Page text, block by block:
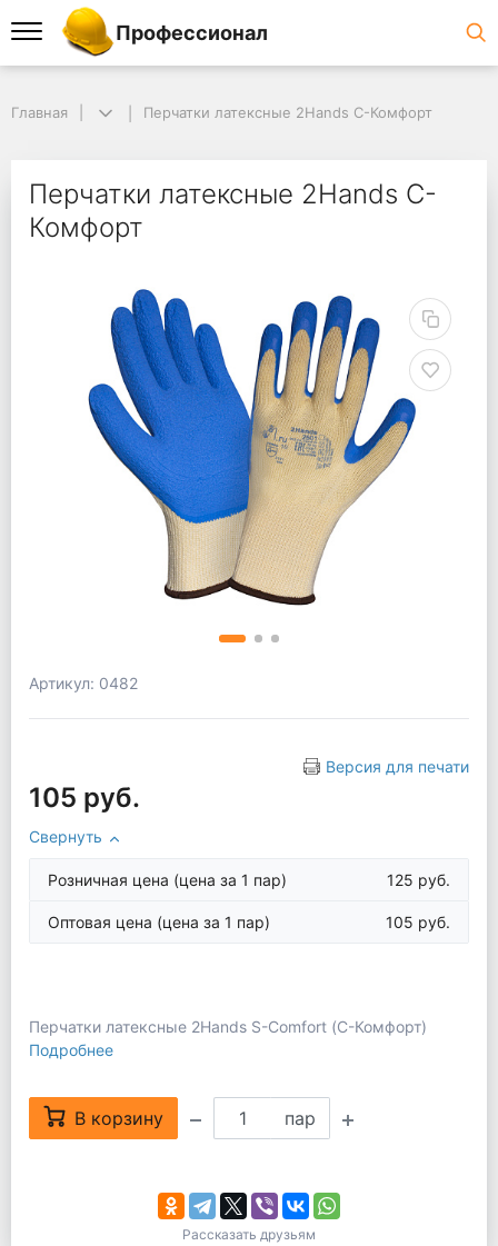
Профессионал
Главная Перчатки латексные 2Hands С-Комфорт
Перчатки латексные 2Hands С-
Комфорт
Артикул: 0482
Версия для печати
105 руб.
Свернуть
Розничная цена (цена за 1 пар) 125 руб.
Оптовая цена (цена за 1 пар) 105 руб.
Перчатки латексные 2Hands S-Comfort (С-Комфорт)
Подробнее
В корзину пар
Рассказать друзьям